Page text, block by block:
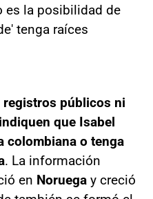
es la posibilidad de
tenga raíces
registros públicos ni
que Isabel
colombiana o tenga
. La información
en Noruega y creció